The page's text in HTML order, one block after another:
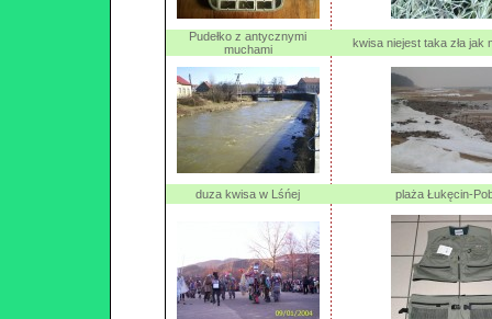
Pudełko z antycznymi
muchami
kwisa niejest taka zła jak
duza kwisa w Lśńej plaża Łukęcin-